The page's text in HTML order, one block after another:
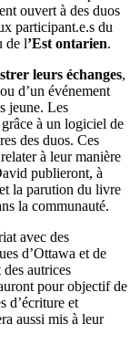
ouvert à des duos
participant.e.s du
de l’Est ontarien.
leurs échanges,
d’un événement
jeune. Les
à un logiciel de
des duos. Ces
à leur manière
publieront, à
la parution du livre
la communauté.
avec des
d’Ottawa et de
autrices
pour objectif de
d’écriture et
aussi mis à leur